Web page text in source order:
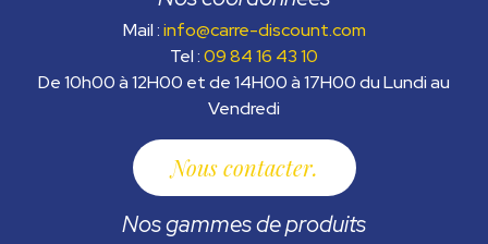
Mail :info@carre-discount.com
Tel :09 84 16 43 10
De 10h00 à 12H00 et de 14H00 à 17H00 du Lundi au
Vendredi
Nous contacter
Nos gammes de produits